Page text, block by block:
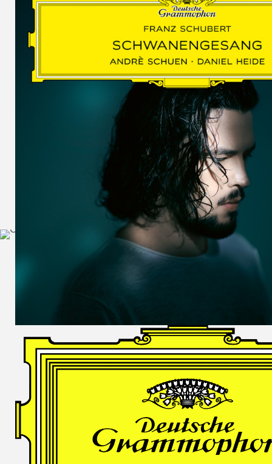
SCHUMANN
WOLF
MARTIN
SCHUMANN,
LIEDERKREIS
OP. 24
SECHS
MONOLOGE
AUS
JEDERMANN
GESÄNGE
Andrè Schuen,
Baritone
Daniel Heide,
Piano